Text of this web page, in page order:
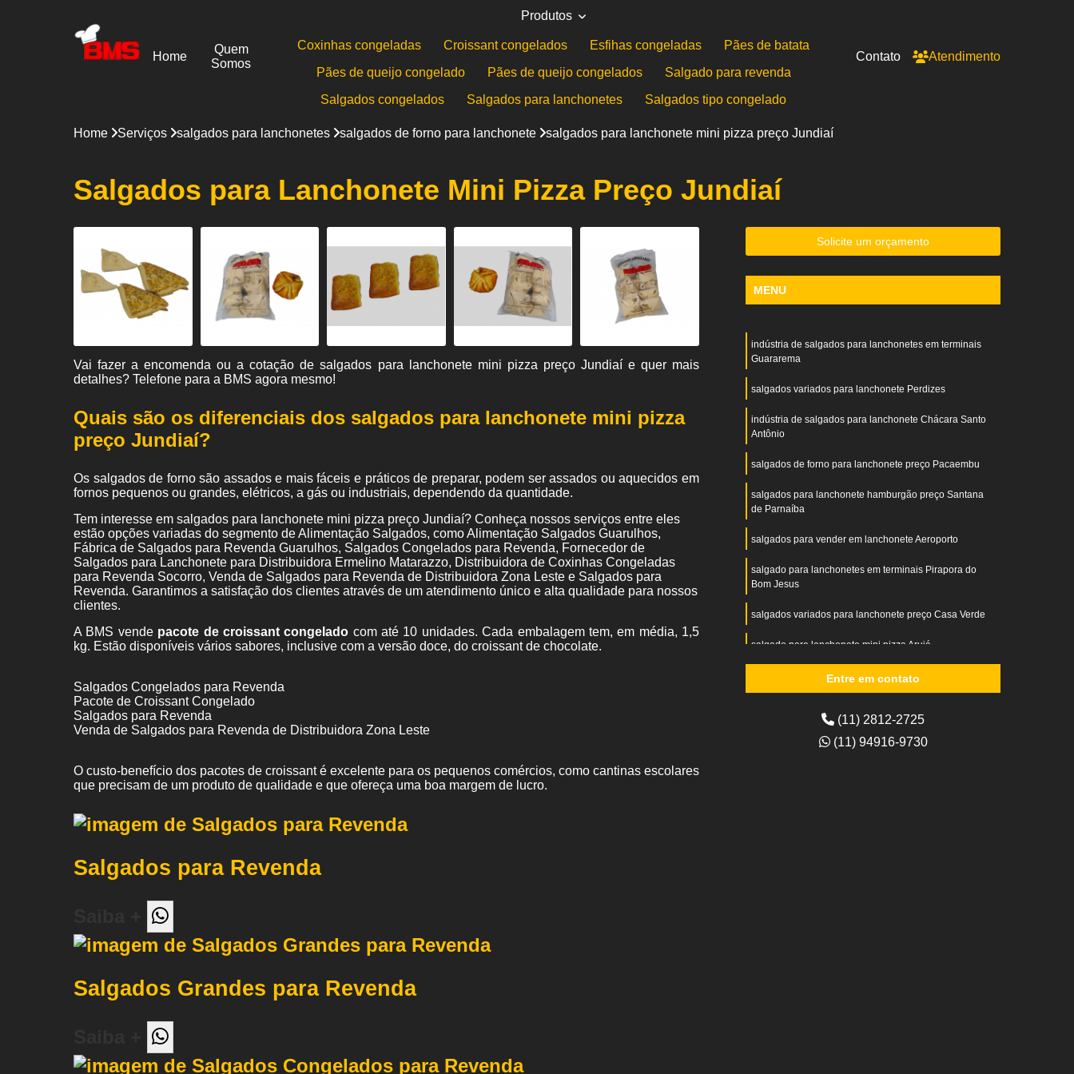
Home
Quem
Somos
Produtos
Coxinhas congeladas Croissant congelados Esfihas congeladas
Pães de batata
Pães de queijo congelado
Pães de queijo congelados
Salgado para revenda
Salgados congelados
Salgados para lanchonetes Salgados tipo congelado
Contato Atendimento
Home Serviços salgados para lanchonetes salgados de forno para lanchonete salgados para lanchonete mini pizza preço Jundiaí
Salgados para Lanchonete Mini Pizza Preço Jundiaí
Vai fazer a encomenda ou a cotação de salgados para lanchonete mini pizza preço Jundiaí e quer mais
detalhes? Telefone para a BMS agora mesmo!
Quais são os diferenciais dos salgados para lanchonete mini pizza
preço Jundiaí?
Os salgados de forno são assados e mais fáceis e práticos de preparar, podem ser assados ou aquecidos em
fornos pequenos ou grandes, elétricos, a gás ou industriais, dependendo da quantidade.
Tem interesse em salgados para lanchonete mini pizza preço Jundiaí? Conheça nossos serviços entre eles
estão opções variadas do segmento de Alimentação Salgados, como Alimentação Salgados Guarulhos,
Fábrica de Salgados para Revenda Guarulhos, Salgados Congelados para Revenda, Fornecedor de
Salgados para Lanchonete para Distribuidora Ermelino Matarazzo, Distribuidora de Coxinhas Congeladas
para Revenda Socorro, Venda de Salgados para Revenda de Distribuidora Zona Leste e Salgados para
Revenda. Garantimos a satisfação dos clientes através de um atendimento único e alta qualidade para nossos
clientes.
A BMS vende pacote de croissant congelado com até 10 unidades. Cada embalagem tem, em média, 1,5
kg. Estão disponíveis vários sabores, inclusive com a versão doce, do croissant de chocolate.
Salgados Congelados para Revenda
Pacote de Croissant Congelado
Salgados para Revenda
Venda de Salgados para Revenda de Distribuidora Zona Leste
O custo-benefício dos pacotes de croissant é excelente para os pequenos comércios, como cantinas escolares
que precisam de um produto de qualidade e que ofereça uma boa margem de lucro.
Salgados para Revenda
Salgados Grandes para Revenda
Solicite um orçamento
MENU
indústria de salgados para lanchonetes em terminais
Guararema
salgados variados para lanchonete Perdizes
indústria de salgados para lanchonete Chácara Santo
Antônio
salgados de forno para lanchonete preço Pacaembu
salgados para lanchonete hamburgão preço Santana
de Parnaíba
salgados para vender em lanchonete Aeroporto
salgado para lanchonetes em terminais Pirapora do
Bom Jesus
salgados variados para lanchonete preço Casa Verde
salgado para lanchonete mini pizza Arujá
salgado diferentes para lanchonete Ribeirão Pires
Entre em contato
(11) 2812-2725
(11) 94916-9730